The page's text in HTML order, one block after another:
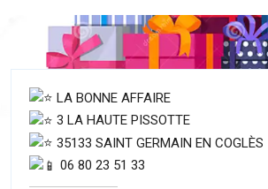
LA BONNE AFFAIRE
3 LA HAUTE PISSOTTE
35133 SAINT GERMAIN EN COGLÈS
06 80 23 51 33